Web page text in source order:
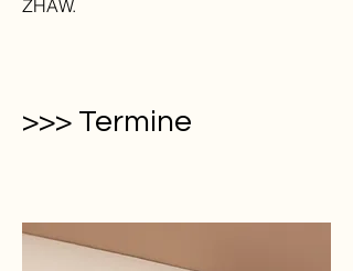
ZHAW.
>>> Termine